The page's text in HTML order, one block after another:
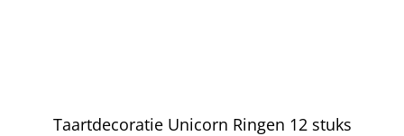
Taartdecoratie Unicorn Ringen 12 stuks